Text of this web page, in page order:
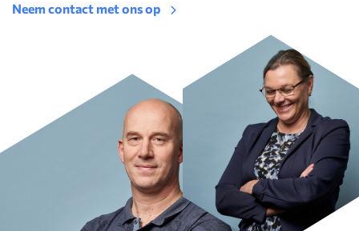
Neem contact met ons op